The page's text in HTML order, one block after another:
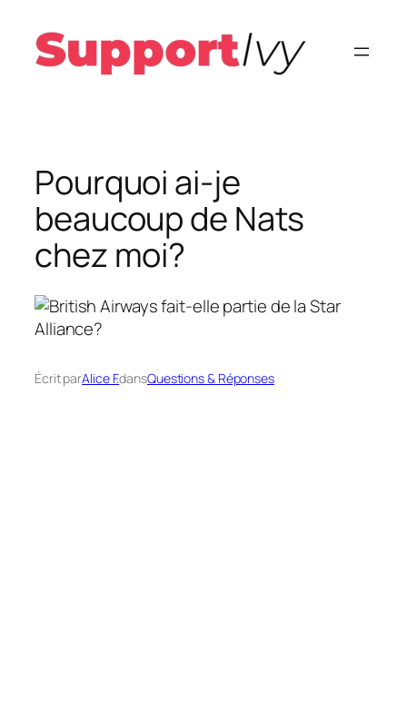
contenu
Pourquoi ai-je
beaucoup de Nats
chez moi?
Écrit parAlice F.dansQuestions & Réponses